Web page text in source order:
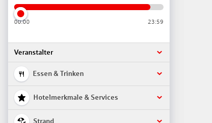
00:00 23:59
Veranstalter
Essen & Trinken
Hotelmerkmale & Services
Strand